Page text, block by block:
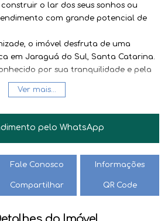
o lar dos seus sonhos ou
com grande potencial de
, o imóvel desfruta de uma
em Jaraguá do Sul, Santa Catarina.
por sua tranquilidade e pela
gama de comércios e serviços
praticidade e conforto para o dia a
de qualidade
, o acesso ao
está em constante crescimento,
vibrante no coração de Santa
e cultural, oferecendo
Ver mais...
pelo WhatsApp
Fale Conosco Informações
Compartilhar QR Code